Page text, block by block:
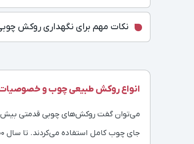
نکات مهم برای نگهداری روکش
انواع روکش طبیعی چوب و